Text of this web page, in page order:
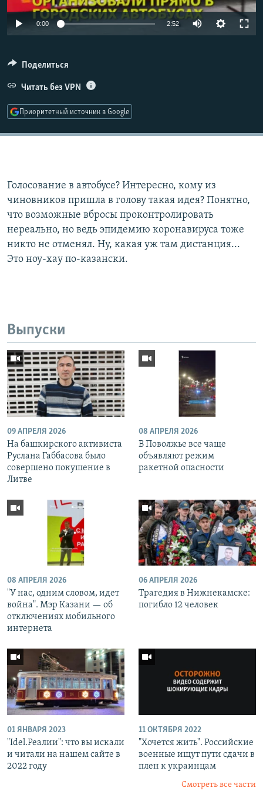
РАСПИСАНИЕ ВЕЩАНИЯ
СОЦИАЛЬНЫЕ СЕТИ
Auto
720p
0:00 2:52
Поделиться
Читать без VPN
Приоритетный источник в Google
Голосование в автобусе? Интересно, кому из
чиновников пришла в голову такая идея? Понятно,
что возможные вбросы проконтролировать
нереально, но ведь эпидемию коронавируса тоже
никто не отменял. Ну, какая уж там дистанция...
Это ноу-хау по-казански.
Выпуски
09 АПРЕЛЯ 2026
На башкирского активиста
Руслана Габбасова было
совершено покушение в
Литве
08 АПРЕЛЯ 2026
В Поволжье все чаще
объявляют режим
ракетной опасности
08 АПРЕЛЯ 2026
"У нас, одним словом, идет
война". Мэр Казани — об
отключениях мобильного
интернета
06 АПРЕЛЯ 2026
Трагедия в Нижнекамске:
погибло 12 человек
01 ЯНВАРЯ 2023
"Idel.Реалии": что вы искали
и читали на нашем сайте в
2022 году
11 ОКТЯБРЯ 2022
"Хочется жить". Российские
военные ищут пути сдачи в
плен к украинцам
Смотреть все части